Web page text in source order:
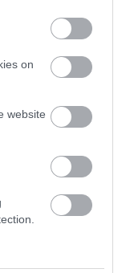
on
website